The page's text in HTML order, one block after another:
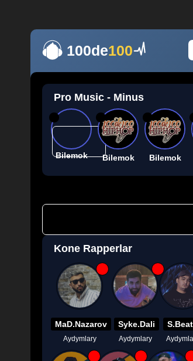
100de100
Pro Music - Minus
Bilemok Bilemok Bilemok
Kone Rapperlar
MaD.Nazarov
Aydymlary
Syke.Dali
Aydymlary